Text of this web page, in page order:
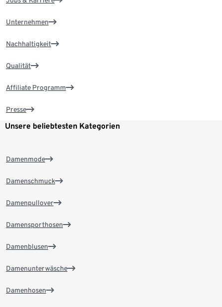
Unternehmen
Nachhaltigkeit
Qualität
Affiliate Programm
Presse
Unsere beliebtesten Kategorien
Damenmode
Damenschmuck
Damenpullover
Damensporthosen
Damenblusen
Damenunterwäsche
Damenhosen